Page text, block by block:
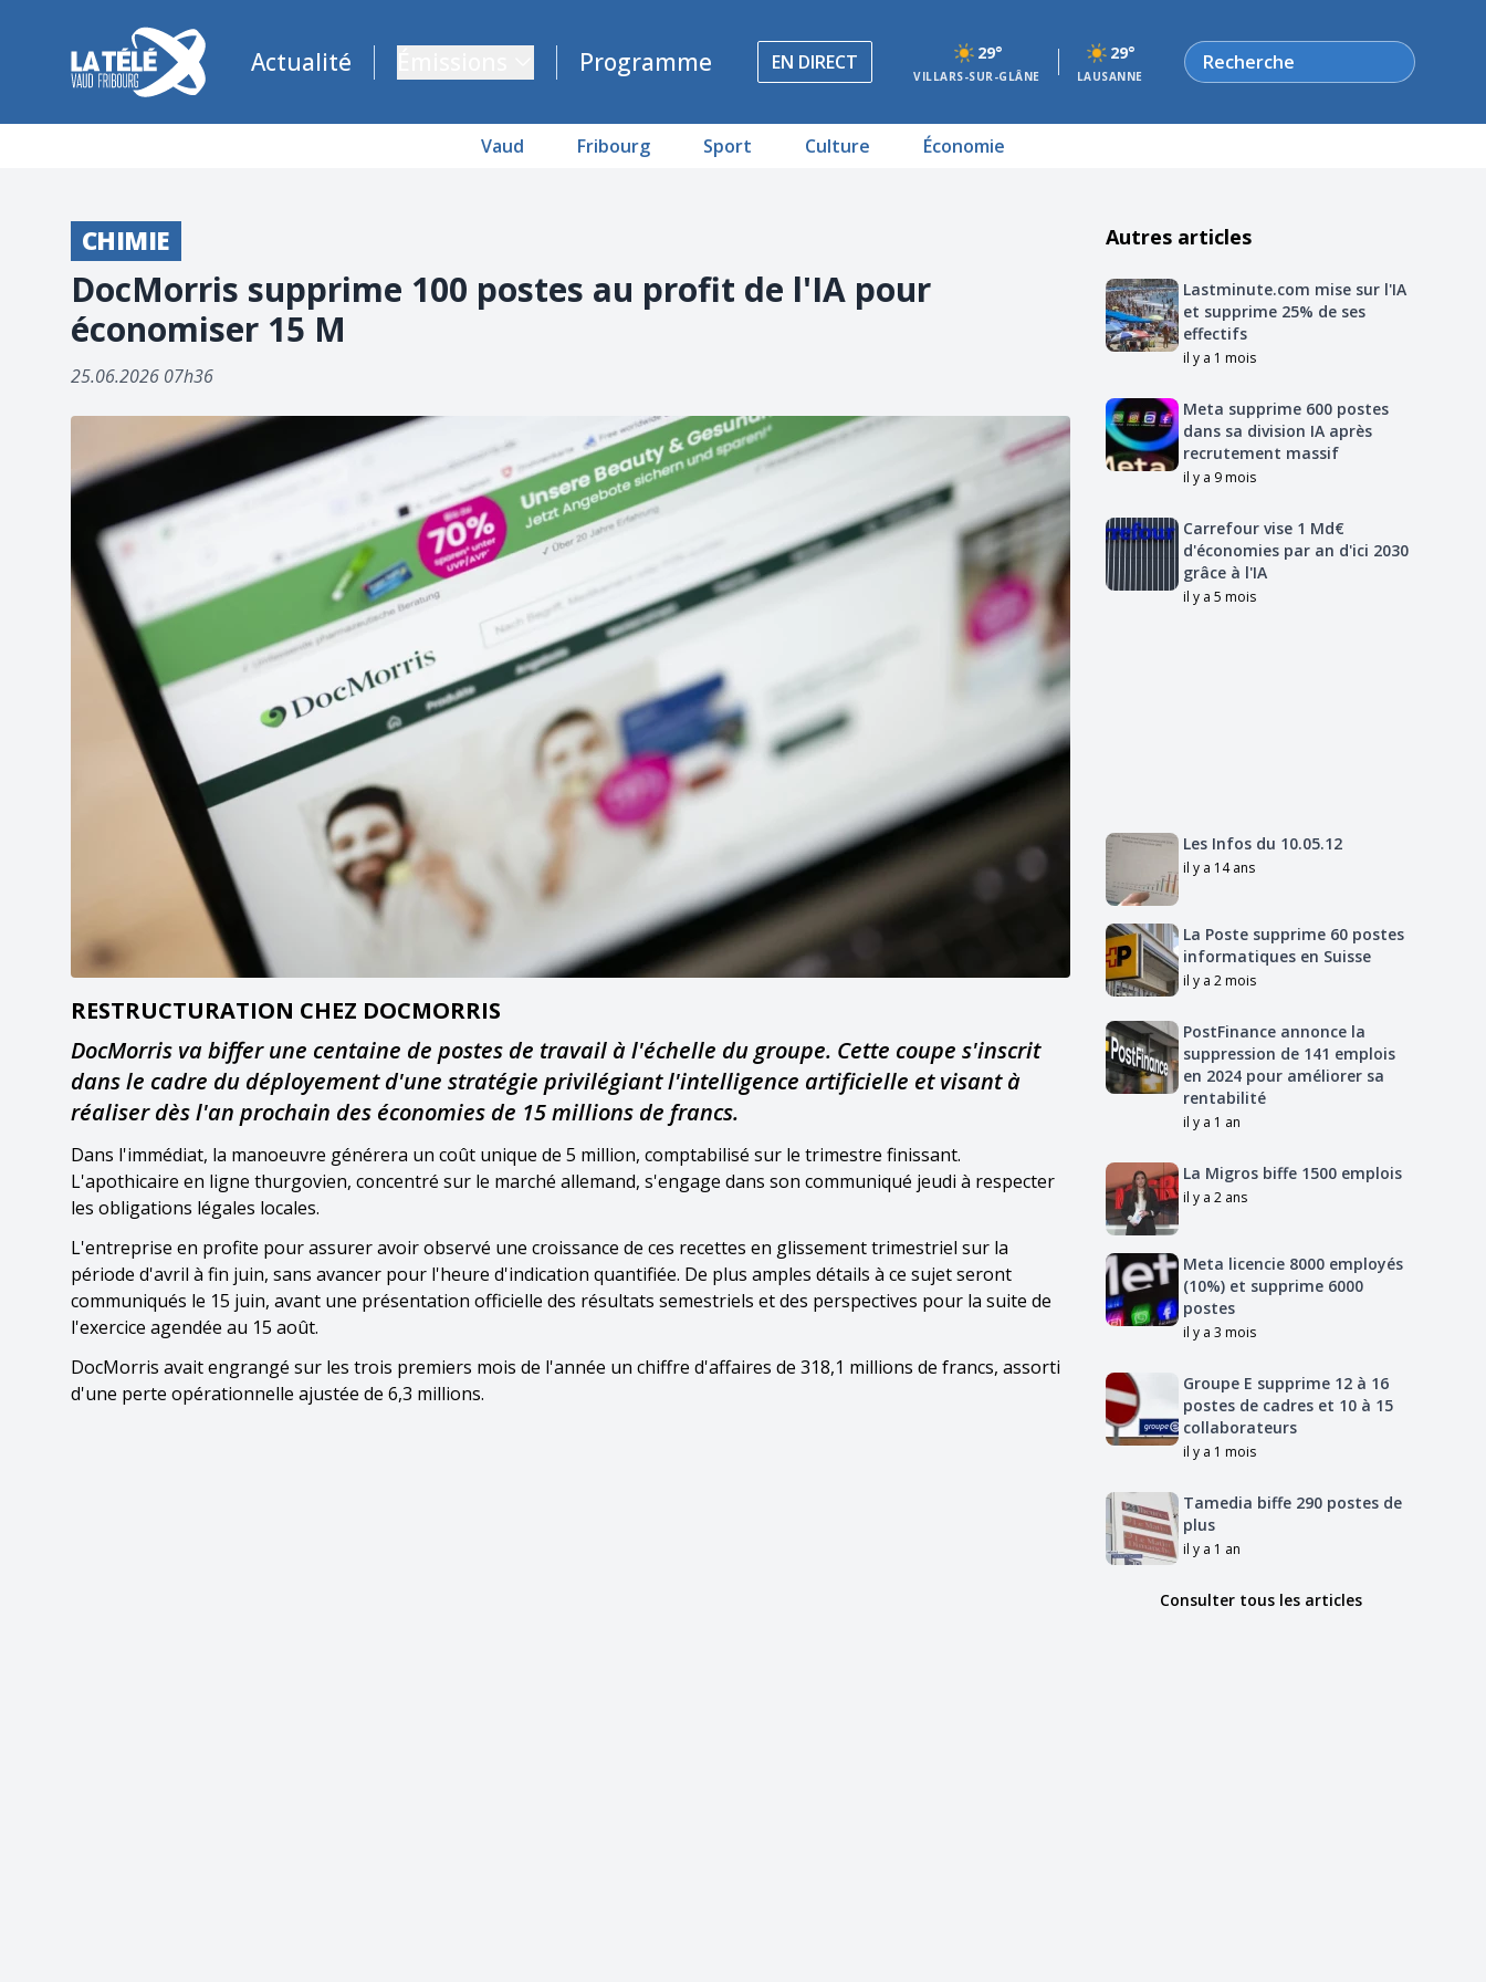
La Télé - Télévision régionale Vaud et Fribourg
Actualité Programme EN DIRECT 29°
VILLARS-SUR-GLÂNE
29°
LAUSANNE
Rechercher
Vaud Fribourg Sport Culture Économie
CHIMIE
DocMorris supprime 100 postes au profit de l'IA pour
économiser 15 M
25.06.2026 07h36
RESTRUCTURATION CHEZ DOCMORRIS
DocMorris va biffer une centaine de postes de travail à l'échelle du groupe. Cette coupe s'inscrit
dans le cadre du déployement d'une stratégie privilégiant l'intelligence artificielle et visant à
réaliser dès l'an prochain des économies de 15 millions de francs.
Dans l'immédiat, la manoeuvre générera un coût unique de 5 million, comptabilisé sur le trimestre finissant.
L'apothicaire en ligne thurgovien, concentré sur le marché allemand, s'engage dans son communiqué jeudi à respecter
les obligations légales locales.
L'entreprise en profite pour assurer avoir observé une croissance de ces recettes en glissement trimestriel sur la
période d'avril à fin juin, sans avancer pour l'heure d'indication quantifiée. De plus amples détails à ce sujet seront
communiqués le 15 juin, avant une présentation officielle des résultats semestriels et des perspectives pour la suite de
l'exercice agendée au 15 août.
DocMorris avait engrangé sur les trois premiers mois de l'année un chiffre d'affaires de 318,1 millions de francs, assorti
d'une perte opérationnelle ajustée de 6,3 millions.
Autres articles
Lastminute.com mise sur l'IA
et supprime 25% de ses
effectifs
il y a 1 mois
Meta supprime 600 postes
dans sa division IA après
recrutement massif
il y a 9 mois
Carrefour vise 1 Md€
d'économies par an d'ici 2030
grâce à l'IA
il y a 5 mois
Les Infos du 10.05.12
il y a 14 ans
La Poste supprime 60 postes
informatiques en Suisse
il y a 2 mois
PostFinance annonce la
suppression de 141 emplois
en 2024 pour améliorer sa
rentabilité
il y a 1 an
La Migros biffe 1500 emplois
il y a 2 ans
Meta licencie 8000 employés
(10%) et supprime 6000
postes
il y a 3 mois
Groupe E supprime 12 à 16
postes de cadres et 10 à 15
collaborateurs
il y a 1 mois
Tamedia biffe 290 postes de
plus
il y a 1 an
Consulter tous les articles